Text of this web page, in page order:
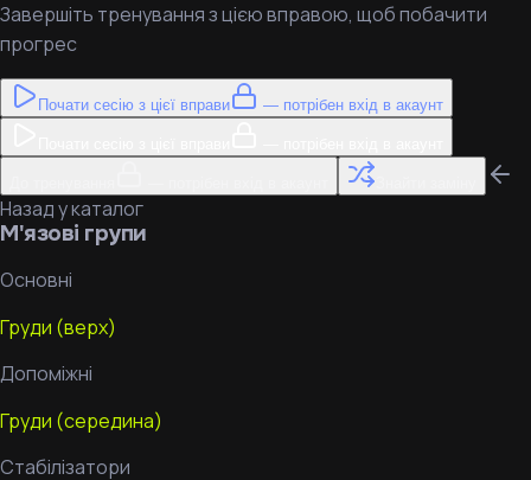
Завершіть тренування з цією вправою, щоб побачити
прогрес
Почати сесію з цієї вправи — потрібен вхід в акаунт
Назад у каталог
М'язові групи
Основні
Груди (верх)
Допоміжні
Груди (середина)
Стабілізатори